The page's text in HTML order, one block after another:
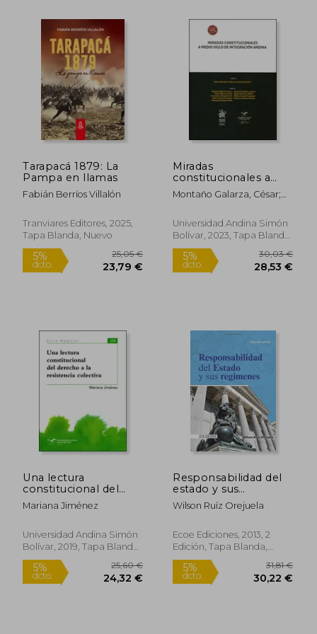
Tarapacá 1879: La
Pampa en llamas
Fabián Berríos Villalón
Tranviares Editores, 2025,
Tapa Blanda, Nuevo
Miradas
constitucionales a
medio siglo de
integración andina
Montaño Galarza, César;
Universidad Andina Simón
Bolívar, 2023, Tapa Blanda,
Nuevo
Una lectura
constitucional del
derecho a la
resistencia colectiva
Mariana Jiménez
Universidad Andina Simón
Bolívar, 2019, Tapa Blanda,
Nuevo
Responsabilidad del
estado y sus
regímenes
Wilson Ruíz Orejuela
Ecoe Ediciones, 2013, 2
Edición, Tapa Blanda,
Nuevo